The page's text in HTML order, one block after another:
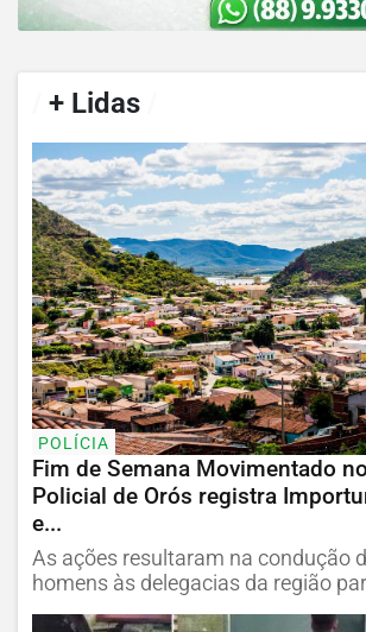
+ Lidas
POLÍCIA
Fim de Semana Movimentado
Policial de Orós registra
e...
As ações resultaram na condução
homens às delegacias da região